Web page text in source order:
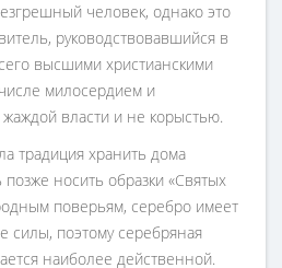
человек, однако это
руководствовавшийся в
высшими христианскими
милосердием и
власти и не корыстью.
традиция хранить дома
носить образки «Святых
поверьям, серебро имеет
силы, поэтому серебряная
наиболее действенной.